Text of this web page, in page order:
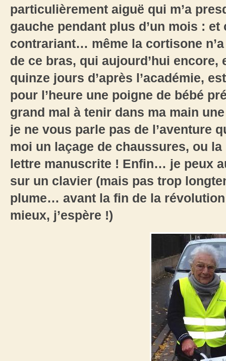
particulièrement aiguë qui m’a
gauche pendant plus d’un mois :
contrariant… même la cortisone
de ce bras, qui aujourd’hui
quinze jours d’après l’académie,
pour l’heure une poigne de bébé
grand mal à tenir dans ma main
je ne vous parle pas de l’aventure
moi un laçage de chaussures, ou la
lettre manuscrite ! Enfin… je peux
sur un clavier (mais pas trop
plume… avant la fin de la
mieux, j’espère !)